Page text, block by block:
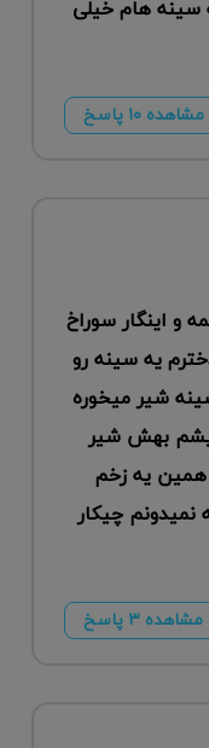
سینه هام خیلی
مشاهده ۱۰ پاسخ
و اینگار سوراخ
یه سینه رو
شیر میخوره
بهش شیر
همین یه زخم
چیکار
مشاهده ۳ پاسخ